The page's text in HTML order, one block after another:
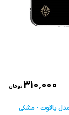
۳۱۰٬۰۰۰ تومان
مدل یاقوت - مشکی